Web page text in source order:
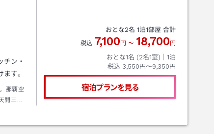
チン・
す。
那覇空
間三叉
おとな2名 1泊1部屋 合計
税込 7,100 円 〜 18,700 円
おとな1名 (2名1室)｜ 1泊
税込 3,550円〜9,350円
宿泊プランを見る